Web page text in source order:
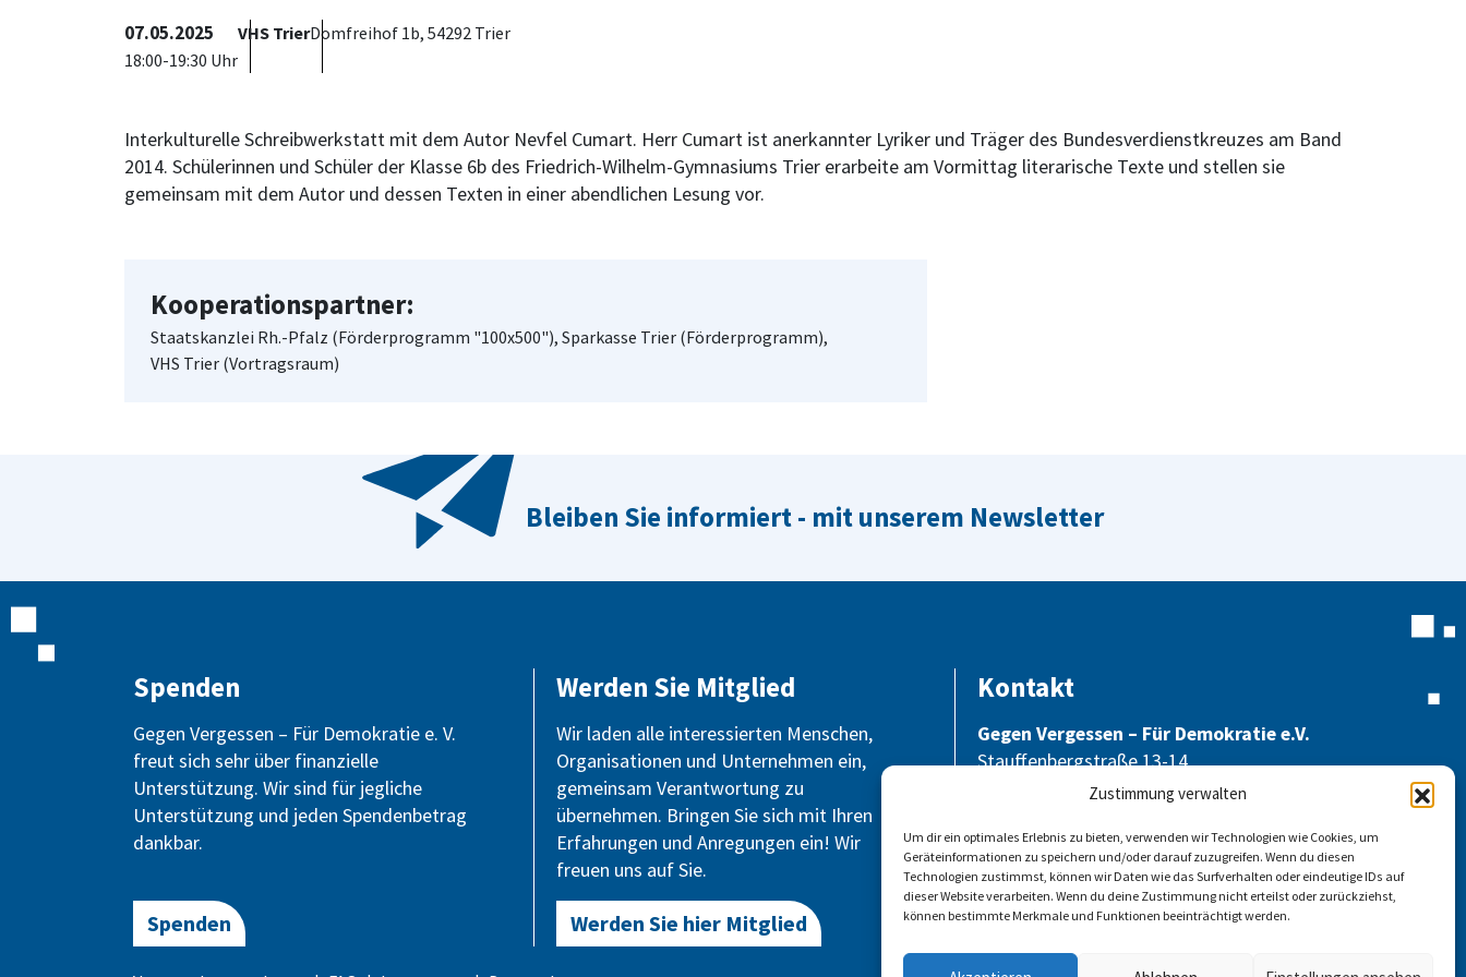
Zustimmung verwalten
Um dir ein optimales Erlebnis zu bieten, verwenden wir Technologien wie Cookies, um
Geräteinformationen zu speichern und/oder darauf zuzugreifen. Wenn du diesen
Technologien zustimmst, können wir Daten wie das Surfverhalten oder eindeutige IDs auf
dieser Website verarbeiten. Wenn du deine Zustimmung nicht erteilst oder zurückziehst,
können bestimmte Merkmale und Funktionen beeinträchtigt werden.
07.05.2025
18:00-19:30 Uhr
VHS TrierDomfreihof 1b, 54292 Trier
Interkulturelle Schreibwerkstatt mit dem Autor Nevfel Cumart. Herr Cumart ist anerkannter Lyriker und Träger des Bundesverdienstkreuzes am Band
2014. Schülerinnen und Schüler der Klasse 6b des Friedrich-Wilhelm-Gymnasiums Trier erarbeite am Vormittag literarische Texte und stellen sie
gemeinsam mit dem Autor und dessen Texten in einer abendlichen Lesung vor.
Kooperationspartner:
Staatskanzlei Rh.-Pfalz (Förderprogramm "100x500"), Sparkasse Trier (Förderprogramm),
VHS Trier (Vortragsraum)
Bleiben Sie informiert - mit unserem Newsletter
Spenden
Gegen Vergessen – Für Demokratie e. V.
freut sich sehr über finanzielle
Unterstützung. Wir sind für jegliche
Unterstützung und jeden Spendenbetrag
dankbar.
Spenden
Werden Sie Mitglied
Wir laden alle interessierten Menschen,
Organisationen und Unternehmen ein,
gemeinsam Verantwortung zu
übernehmen. Bringen Sie sich mit Ihren
Erfahrungen und Anregungen ein! Wir
freuen uns auf Sie.
Werden Sie hier Mitglied
Kontakt
Gegen Vergessen – Für Demokratie e.V.
Stauffenbergstraße 13-14
info@gegen-vergessen.de
Kontakt